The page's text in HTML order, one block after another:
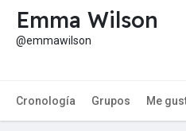
Emma Wilson
@emmawilson
Cronología Grupos Me